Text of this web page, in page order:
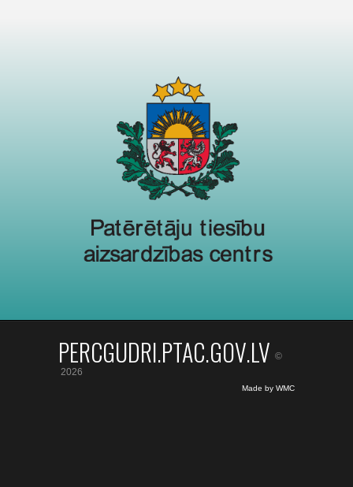
PERCGUDRI.PTAC.GOV.LV ©
2026
Made by WMC